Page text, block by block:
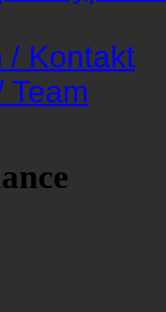
/ Kontakt
Team